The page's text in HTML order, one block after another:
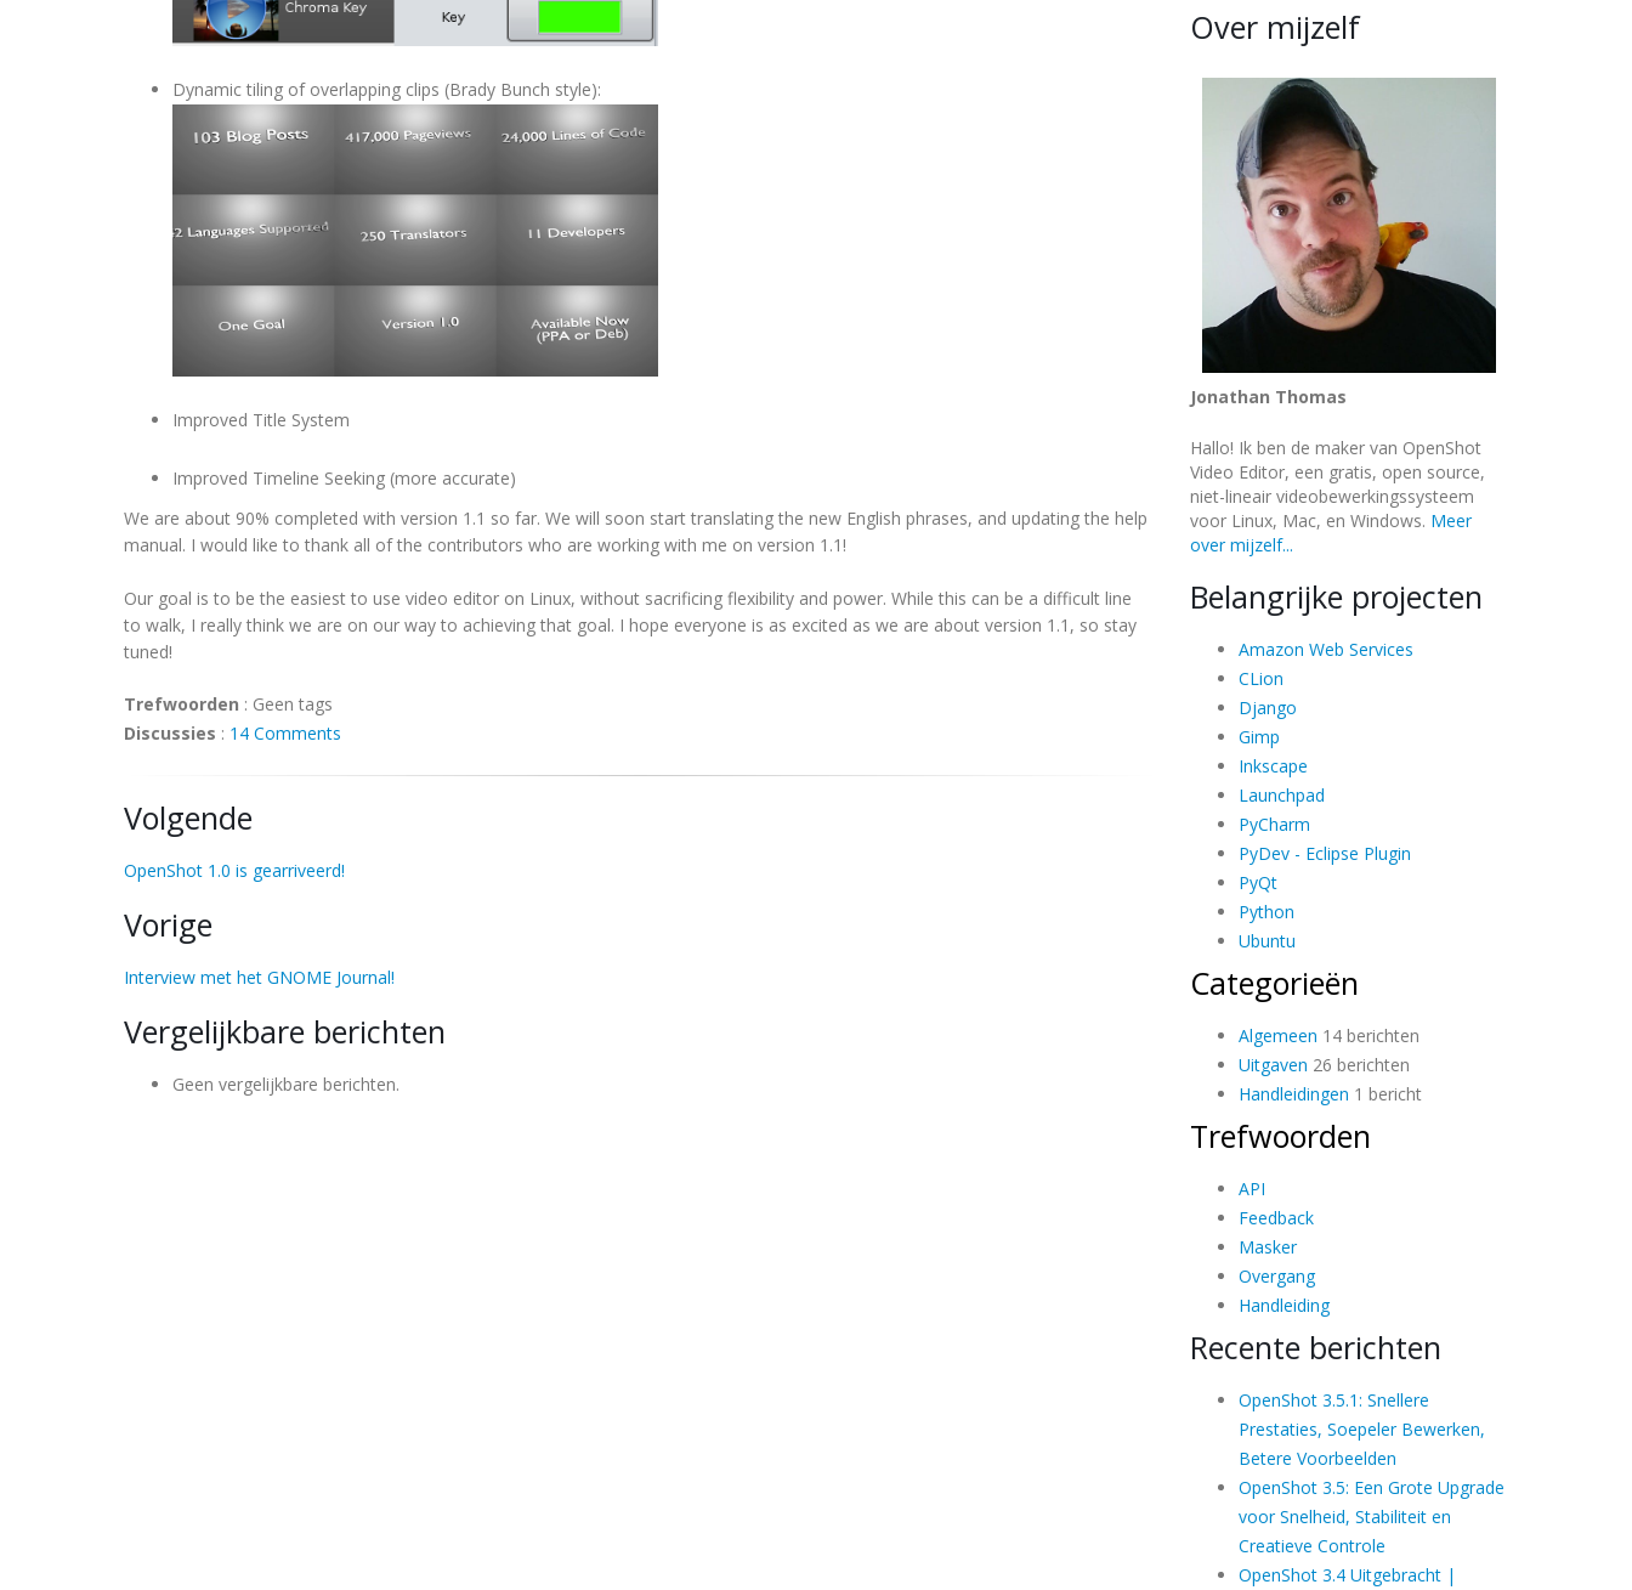
Dynamic tiling of overlapping clips (Brady Bunch style):
Improved Title System
Improved Timeline Seeking (more accurate)
We are about 90% completed with version 1.1 so far. We will soon start translating the new English phrases, and updating the help
manual. I would like to thank all of the contributors who are working with me on version 1.1!
Our goal is to be the easiest to use video editor on Linux, without sacrificing flexibility and power. While this can be a difficult line
to walk, I really think we are on our way to achieving that goal. I hope everyone is as excited as we are about version 1.1, so stay
tuned!
Trefwoorden : Geen tags
Discussies : 14 Comments
Volgende
OpenShot 1.0 is gearriveerd!
Vorige
Interview met het GNOME Journal!
Vergelijkbare berichten
Geen vergelijkbare berichten.
Over mijzelf
Jonathan Thomas
Hallo! Ik ben de maker van OpenShot
Video Editor, een gratis, open source,
niet-lineair videobewerkingssysteem
voor Linux, Mac, en Windows. Meer
over mijzelf...
Belangrijke projecten
Amazon Web Services
CLion
Django
Gimp
Inkscape
Launchpad
PyCharm
PyDev - Eclipse Plugin
PyQt
Python
Ubuntu
Categorieën
Algemeen 14 berichten
Uitgaven 26 berichten
Handleidingen 1 bericht
Trefwoorden
API
Feedback
Masker
Overgang
Handleiding
Recente berichten
OpenShot 3.5.1: Snellere
Prestaties, Soepeler Bewerken,
Betere Voorbeelden
OpenShot 3.5: Een Grote Upgrade
voor Snelheid, Stabiliteit en
Creatieve Controle
OpenShot 3.4 Uitgebracht |